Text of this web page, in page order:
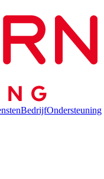
BedrijfOndersteuning